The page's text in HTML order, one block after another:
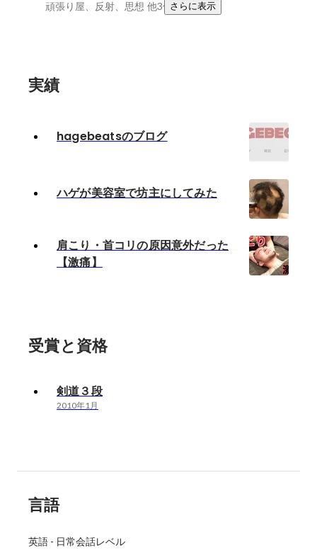
頑張り屋、反射、思想 他3件さらに表示
実績
hagebeatsのブログ
ハゲが美容室で坊主にしてみた
肩こり・首コリの原因意外だった
【激痛】
受賞と資格
剣道３段
2010年1月
言語
英語 - 日常会話レベル